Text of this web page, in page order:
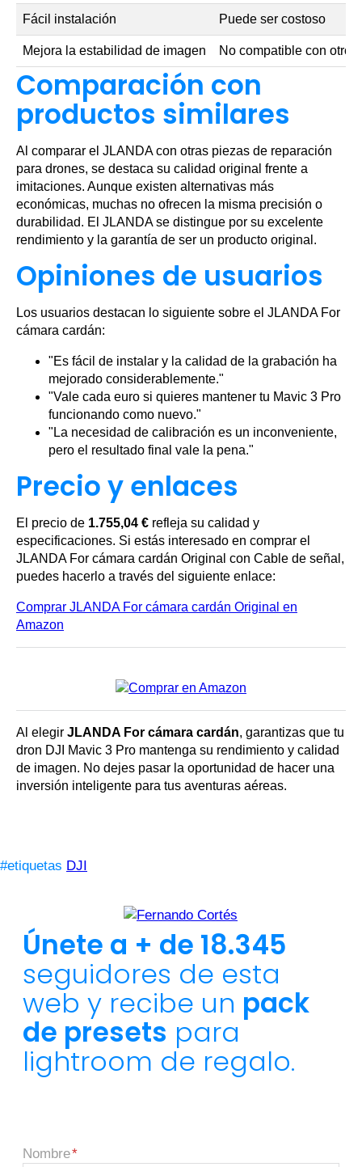
Fácil instalación Puede ser costoso
Mejora la estabilidad de imagen No compatible con otros
Comparación con
productos similares
Al comparar el JLANDA con otras piezas de reparación
para drones, se destaca su calidad original frente a
imitaciones. Aunque existen alternativas más
económicas, muchas no ofrecen la misma precisión o
durabilidad. El JLANDA se distingue por su excelente
rendimiento y la garantía de ser un producto original.
Opiniones de usuarios
Los usuarios destacan lo siguiente sobre el JLANDA For
cámara cardán:
"Es fácil de instalar y la calidad de la grabación ha
mejorado considerablemente."
"Vale cada euro si quieres mantener tu Mavic 3 Pro
funcionando como nuevo."
"La necesidad de calibración es un inconveniente,
pero el resultado final vale la pena."
Precio y enlaces
El precio de 1.755,04 € refleja su calidad y
especificaciones. Si estás interesado en comprar el
JLANDA For cámara cardán Original con Cable de señal,
puedes hacerlo a través del siguiente enlace:
Comprar JLANDA For cámara cardán Original en
Amazon
Al elegir JLANDA For cámara cardán, garantizas que tu
dron DJI Mavic 3 Pro mantenga su rendimiento y calidad
de imagen. No dejes pasar la oportunidad de hacer una
inversión inteligente para tus aventuras aéreas.
#etiquetas DJI
Únete a + de 18.345
seguidores de esta
web y recibe un pack
de presets para
lightroom de regalo.
Nombre